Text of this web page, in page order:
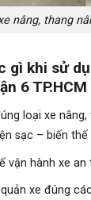
nâng, thang
gì khi sử
6
loại xe
sạc – biến thế
vận hành xe an
xe đúng